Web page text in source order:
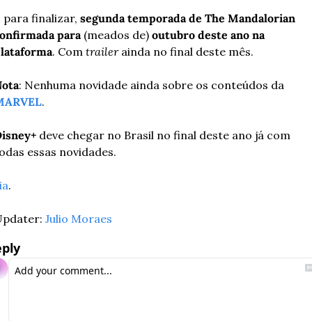
para finalizar, segunda temporada de The Mandalorian
para (meados de) outubro deste ano na
. Com trailer ainda no final deste mês.
.
deve chegar no Brasil no final deste ano já com
essas novidades.
.
Julio Moraes